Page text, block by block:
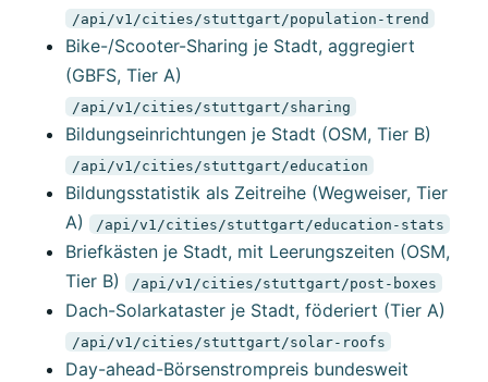
/api/v1/cities/stuttgart/population-trend
Bike-/Scooter-Sharing je Stadt, aggregiert
(GBFS, Tier A)
/api/v1/cities/stuttgart/sharing
Bildungseinrichtungen je Stadt (OSM, Tier B)
/api/v1/cities/stuttgart/education
Bildungsstatistik als Zeitreihe (Wegweiser, Tier
A)
/api/v1/cities/stuttgart/education-stats
Briefkästen je Stadt, mit Leerungszeiten (OSM,
Tier B)
/api/v1/cities/stuttgart/post-boxes
Dach-Solarkataster je Stadt, föderiert (Tier A)
/api/v1/cities/stuttgart/solar-roofs
Day-ahead-Börsenstrompreis bundesweit